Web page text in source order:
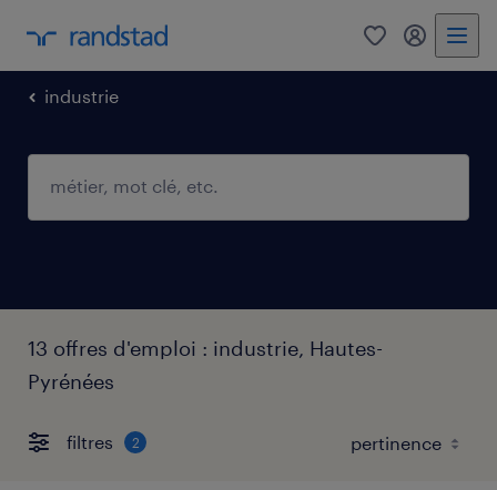
0 mon
industrie
13 offres d'emploi : industrie, Hautes-
Pyrénées
filtres 2